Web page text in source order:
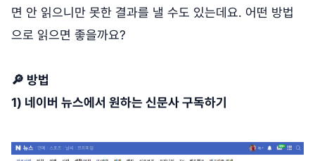
면 안 읽으니만 못한 결과를 낼 수도 있는데요. 어떤 방법
으로 읽으면 좋을까요?
🔎 방법
1) 네이버 뉴스에서 원하는 신문사 구독하기